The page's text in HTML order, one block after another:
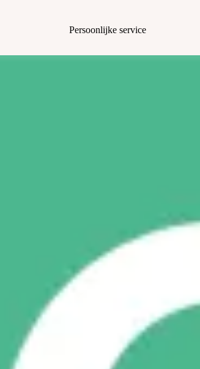
Persoonlijke service